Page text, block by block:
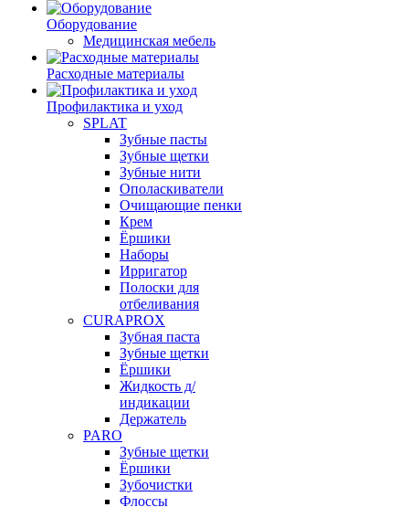
Оборудование
Медицинская мебель
Расходные материалы
Профилактика и уход
SPLAT
Зубные пасты
Зубные щетки
Зубные нити
Ополаскиватели
Очищающие пенки
Крем
Ёршики
Наборы
Ирригатор
Полоски для
отбеливания
CURAPROX
Зубная паста
Зубные щетки
Ёршики
Жидкость д/
индикации
Держатель
PARO
Зубные щетки
Ёршики
Зубочистки
Флоссы